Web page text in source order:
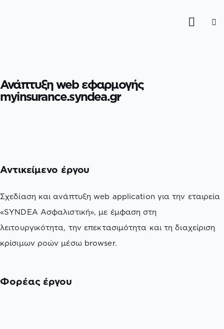
Ανάπτυξη web εφαρμογής
myinsurance.syndea.gr
Αντικείμενο έργου
Σχεδίαση και ανάπτυξη web application για την εταιρεία
«SYNDEA Ασφαλιστική», με έμφαση στη
λειτουργικότητα, την επεκτασιμότητα και τη διαχείριση
κρίσιμων ροών μέσω browser.
Φορέας έργου